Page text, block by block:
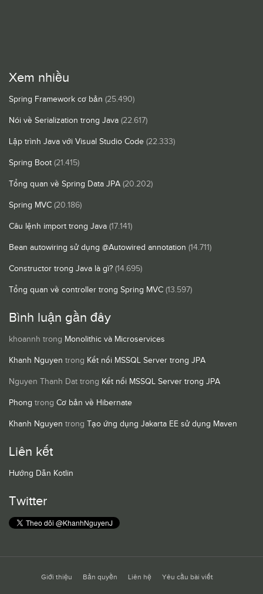
Xem nhiều
Spring Framework cơ bản (25.490)
Nói về Serialization trong Java (22.617)
Lập trình Java với Visual Studio Code (22.333)
Spring Boot (21.415)
Tổng quan về Spring Data JPA (20.202)
Spring MVC (20.186)
Câu lệnh import trong Java (17.141)
Bean autowiring sử dụng @Autowired annotation (14.711)
Constructor trong Java là gì? (14.695)
Tổng quan về controller trong Spring MVC (13.597)
Bình luận gần đây
khoannh trong Monolithic và Microservices
Khanh Nguyen trong Kết nối MSSQL Server trong JPA
Nguyen Thanh Dat trong Kết nối MSSQL Server trong JPA
Phong trong Cơ bản về Hibernate
Khanh Nguyen trong Tạo ứng dụng Jakarta EE sử dụng Maven
Liên kết
Hướng Dẫn Kotlin
Twitter
Giới thiệu Bản quyền Liên hệ Yêu cầu bài viết